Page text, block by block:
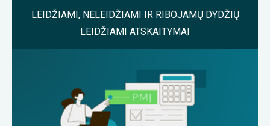
LEIDŽIAMI, NELEIDŽIAMI IR RIBOJAMŲ DYDŽIŲ
LEIDŽIAMI ATSKAITYMAI